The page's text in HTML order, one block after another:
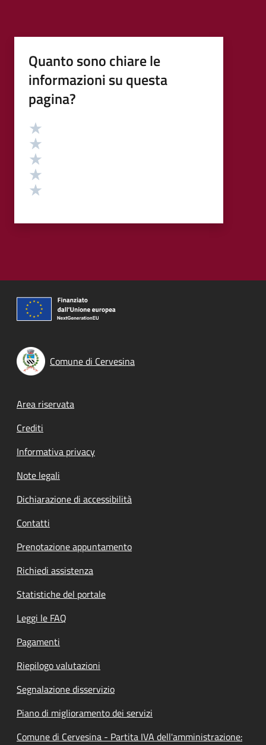
Quanto sono chiare le
informazioni su questa
pagina?
Valutazione
Comune di Cervesina
Footer menu
Area riservata
Crediti
Informativa privacy
Note legali
Dichiarazione di accessibilità
Contatti
Prenotazione appuntamento
Richiedi assistenza
Statistiche del portale
Leggi le FAQ
Pagamenti
Riepilogo valutazioni
Segnalazione disservizio
Piano di miglioramento dei servizi
Comune di Cervesina - Partita IVA dell'amministrazione: